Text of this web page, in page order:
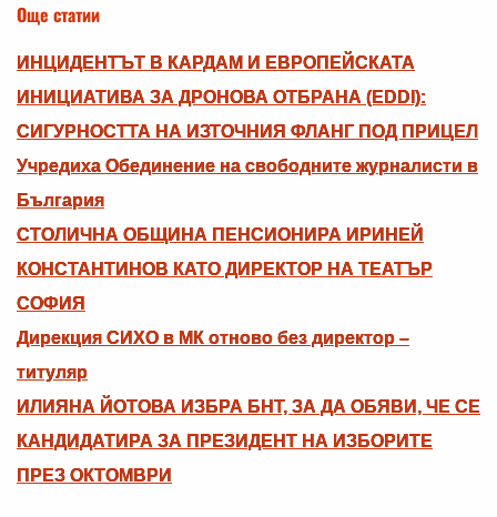
Още статии
ИНЦИДЕНТЪТ В КАРДАМ И ЕВРОПЕЙСКАТА
ИНИЦИАТИВА ЗА ДРОНОВА ОТБРАНА (EDDI):
СИГУРНОСТТА НА ИЗТОЧНИЯ ФЛАНГ ПОД ПРИЦЕЛ
Учредиха Обединение на свободните журналисти в
България
СТОЛИЧНА ОБЩИНА ПЕНСИОНИРА ИРИНЕЙ
КОНСТАНТИНОВ КАТО ДИРЕКТОР НА ТЕАТЪР
СОФИЯ
Дирекция СИХО в МК отново без директор –
титуляр
ИЛИЯНА ЙОТОВА ИЗБРА БНТ, ЗА ДА ОБЯВИ, ЧЕ СЕ
КАНДИДАТИРА ЗА ПРЕЗИДЕНТ НА ИЗБОРИТЕ
ПРЕЗ ОКТОМВРИ